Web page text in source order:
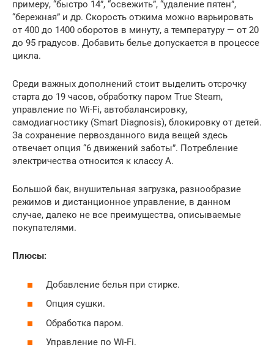
примеру, “быстро 14”, “освежить”, “удаление пятен”,
“бережная” и др. Скорость отжима можно варьировать
от 400 до 1400 оборотов в минуту, а температуру — от 20
до 95 градусов. Добавить белье допускается в процессе
цикла.
Среди важных дополнений стоит выделить отсрочку
старта до 19 часов, обработку паром True Steam,
управление по Wi-Fi, автобалансировку,
самодиагностику (Smart Diagnosis), блокировку от детей.
За сохранение первозданного вида вещей здесь
отвечает опция “6 движений заботы”. Потребление
электричества относится к классу А.
Большой бак, внушительная загрузка, разнообразие
режимов и дистанционное управление, в данном
случае, далеко не все преимущества, описываемые
покупателями.
Плюсы:
Добавление белья при стирке.
Опция сушки.
Обработка паром.
Управление по Wi-Fi.